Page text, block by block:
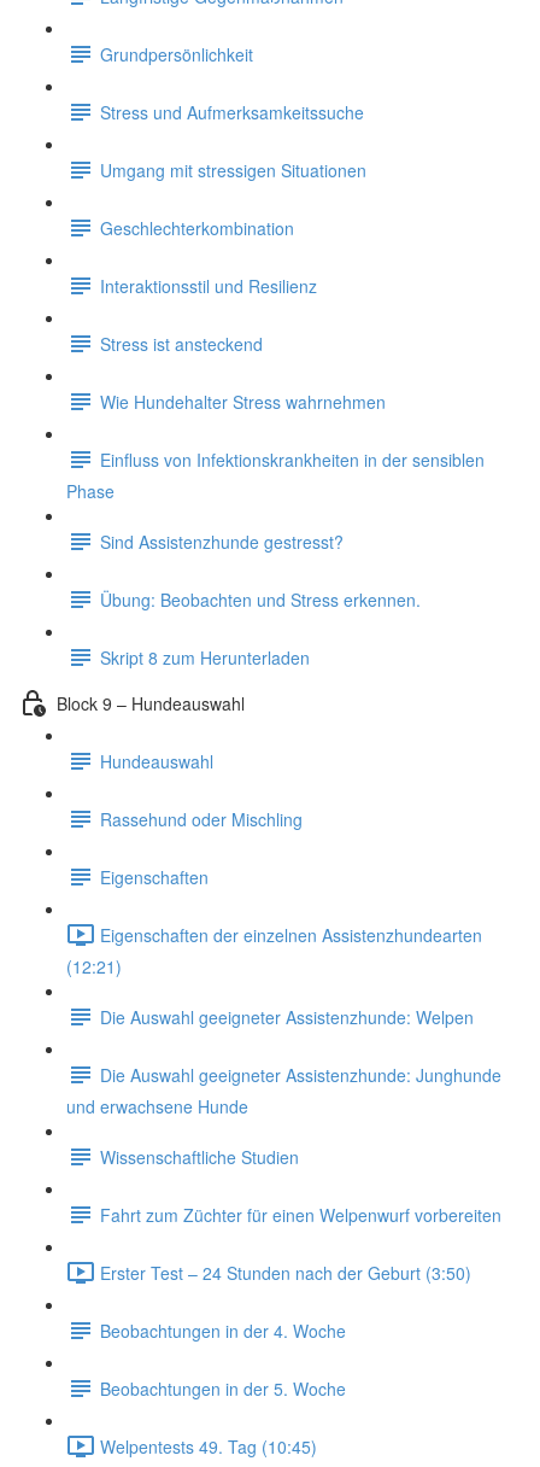
Grundpersönlichkeit
Stress und Aufmerksamkeitssuche
Umgang mit stressigen Situationen
Geschlechterkombination
Interaktionsstil und Resilienz
Stress ist ansteckend
Wie Hundehalter Stress wahrnehmen
Einfluss von Infektionskrankheiten in der sensiblen
Phase
Sind Assistenzhunde gestresst?
Übung: Beobachten und Stress erkennen.
Skript 8 zum Herunterladen
Block 9 – Hundeauswahl
Hundeauswahl
Rassehund oder Mischling
Eigenschaften
Eigenschaften der einzelnen Assistenzhundearten
(12:21)
Die Auswahl geeigneter Assistenzhunde: Welpen
Die Auswahl geeigneter Assistenzhunde: Junghunde
und erwachsene Hunde
Wissenschaftliche Studien
Fahrt zum Züchter für einen Welpenwurf vorbereiten
Erster Test – 24 Stunden nach der Geburt (3:50)
Beobachtungen in der 4. Woche
Beobachtungen in der 5. Woche
Welpentests 49. Tag (10:45)